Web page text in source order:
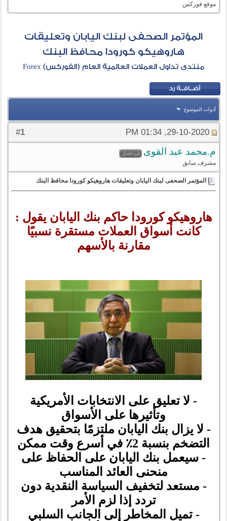
موقع فوركس
المؤتمر الصحفى لبنك اليابان وتعليقات
هاروهيكو كورودا محافظ البنك
منتدى تداول العملات العالمية العام (الفوركس) Forex
أدوات الموضوع
#
1 29-10-2020, 01:34 PM
م.محمد عبد القوى
مشرف سابق
المؤتمر الصحفى لبنك اليابان وتعليقات هاروهيكو كورودا محافظ البنك
هاروهيكو كورودا حاكم بنك اليابان يقول :
كانت أسواق العملات مستقرة نسبيًا
مقارنة بالأسهم
- لا تعليق على الانتخابات الأمريكية
وتأثيرها على الأسواق
- لا يزال بنك اليابان ملتزمًا بتحقيق هدف
التضخم بنسبة 2٪ في أسرع وقت ممكن
- سيعمل بنك اليابان على الحفاظ على
منحنى العائد المناسب
- مستعد لتخفيف السياسة النقدية دون
تردد إذا لزم الأمر
- تميل المخاطر إلى الجانب السلبي